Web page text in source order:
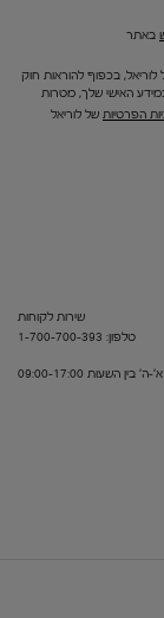
באתר
בכפוף להוראות חוק
עושים במידע האישי שלך, מטרות
הפרטיות של לוריאל
שירות לקוחות
טלפון: 1-700-700-393
השעות 09:00-17:00